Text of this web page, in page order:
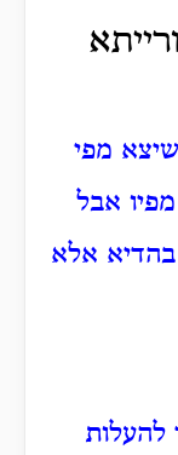
מפי
אבל
בהדיא אלא